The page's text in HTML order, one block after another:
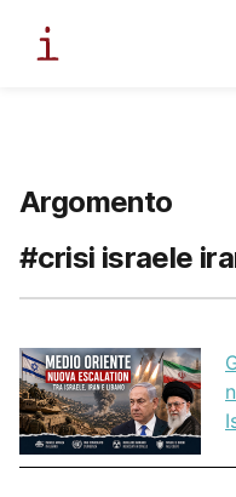
Argomento
#crisi israele